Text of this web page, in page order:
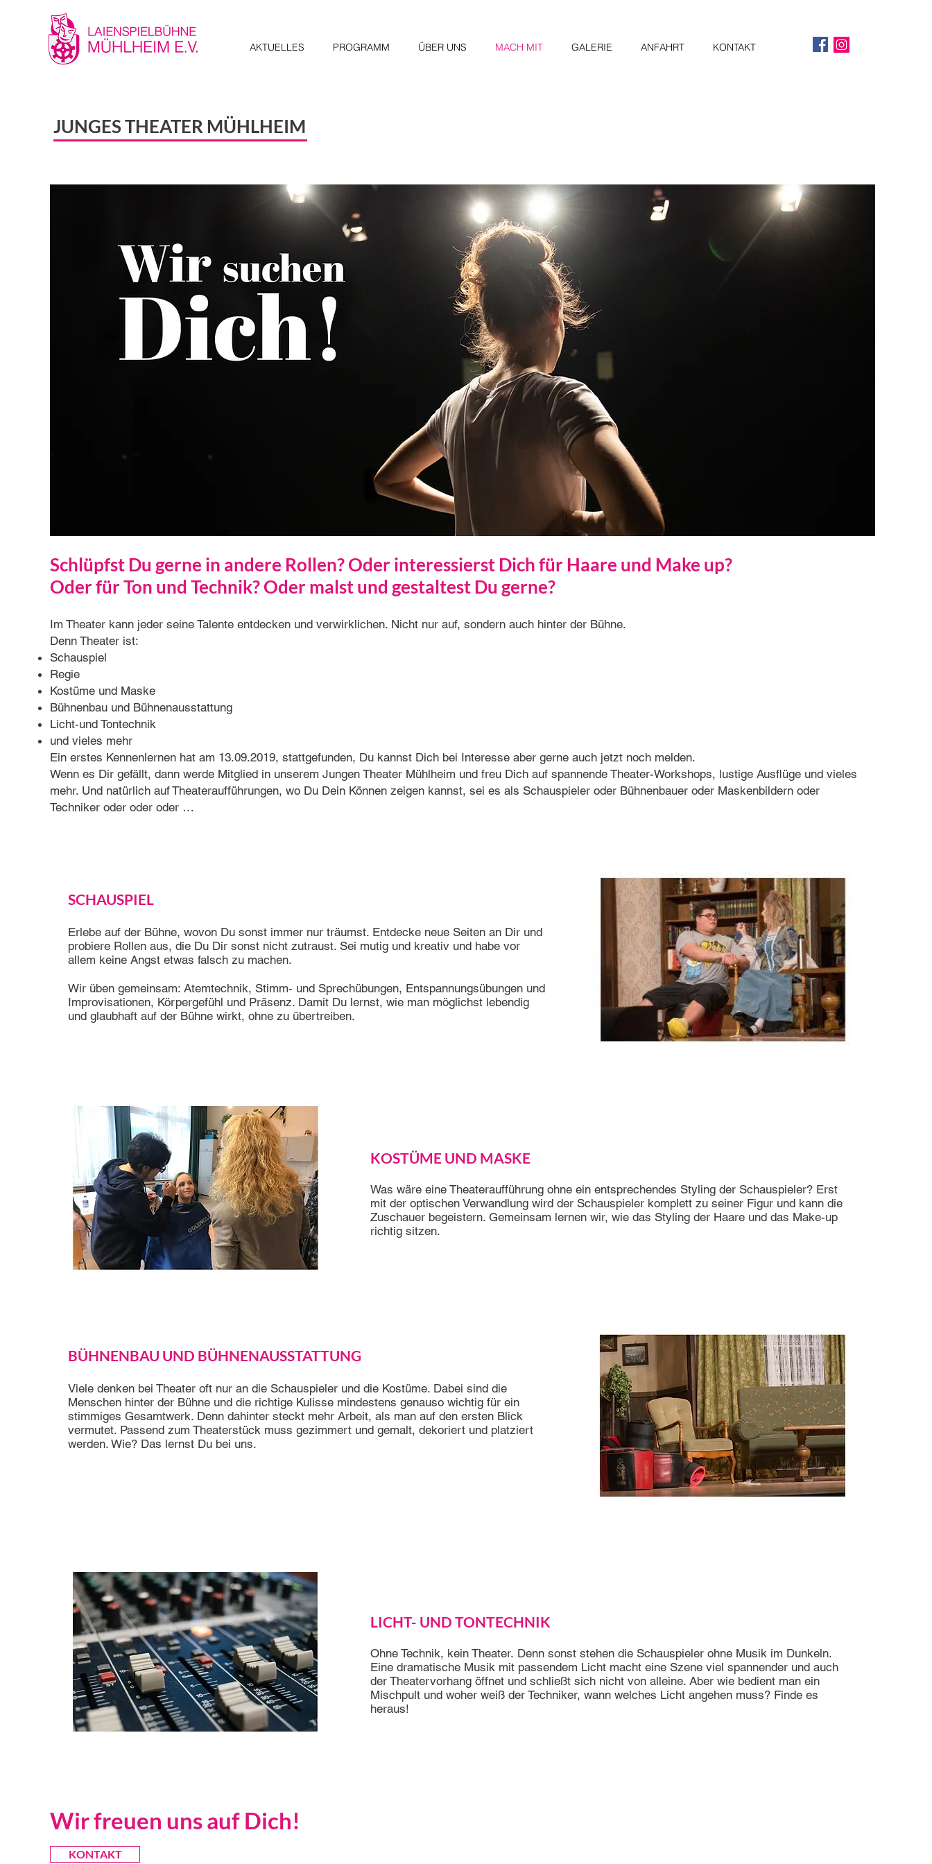
AKTUELLES PROGRAMM ÜBER UNS MACH MIT GALERIE ANFAHRT KONTAKT
JUNGES THEATER MÜHLHEIM
Schlüpfst Du gerne in andere Rollen? Oder interessierst Dich für Haare und Make up?
Oder für Ton und Technik? Oder malst und gestaltest Du gerne?
Im Theater kann jeder seine Talente entdecken und verwirklichen. Nicht nur auf, sondern auch hinter der Bühne.
Denn Theater ist:
Schauspiel
Regie
Kostüme und Maske
Bühnenbau und Bühnenausstattung
Licht-und Tontechnik
und vieles mehr
Ein erstes Kennenlernen hat am 13.09.2019, stattgefunden, Du kannst Dich bei Interesse aber gerne auch jetzt noch melden.
Wenn es Dir gefällt, dann werde Mitglied in unserem Jungen Theater Mühlheim und freu Dich auf spannende Theater-Workshops, lustige Ausflüge und vieles
mehr. Und natürlich auf Theateraufführungen, wo Du Dein Können zeigen kannst, sei es als Schauspieler oder Bühnenbauer oder Maskenbildern oder
Techniker oder oder oder …
SCHAUSPIEL
Erlebe auf der Bühne, wovon Du sonst immer nur träumst. Entdecke neue Seiten an Dir und
probiere Rollen aus, die Du Dir sonst nicht zutraust. Sei mutig und kreativ und habe vor
allem keine Angst etwas falsch zu machen.
Wir üben gemeinsam: Atemtechnik, Stimm- und Sprechübungen, Entspannungsübungen und
Improvisationen, Körpergefühl und Präsenz. Damit Du lernst, wie man möglichst lebendig
und glaubhaft auf der Bühne wirkt, ohne zu übertreiben.
KOSTÜME UND MASKE
Was wäre eine Theateraufführung ohne ein entsprechendes Styling der Schauspieler? Erst
mit der optischen Verwandlung wird der Schauspieler komplett zu seiner Figur und kann die
Zuschauer begeistern. Gemeinsam lernen wir, wie das Styling der Haare und das Make-up
richtig sitzen.
BÜHNENBAU UND BÜHNENAUSSTATTUNG
Viele denken bei Theater oft nur an die Schauspieler und die Kostüme. Dabei sind die
Menschen hinter der Bühne und die richtige Kulisse mindestens genauso wichtig für ein
stimmiges Gesamtwerk. Denn dahinter steckt mehr Arbeit, als man auf den ersten Blick
vermutet. Passend zum Theaterstück muss gezimmert und gemalt, dekoriert und platziert
werden. Wie? Das lernst Du bei uns.
LICHT- UND TONTECHNIK
Ohne Technik, kein Theater. Denn sonst stehen die Schauspieler ohne Musik im Dunkeln.
Eine dramatische Musik mit passendem Licht macht eine Szene viel spannender und auch
der Theatervorhang öffnet und schließt sich nicht von alleine. Aber wie bedient man ein
Mischpult und woher weiß der Techniker, wann welches Licht angehen muss? Finde es
heraus!
Wir freuen uns auf Dich!
KONTAKT